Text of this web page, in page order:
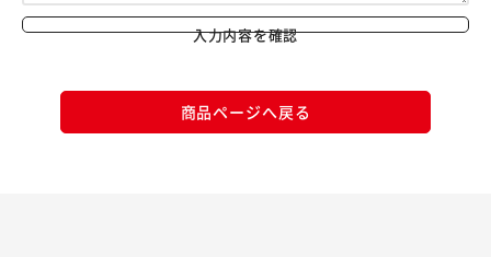
入力内容を確認
商品ページへ戻る